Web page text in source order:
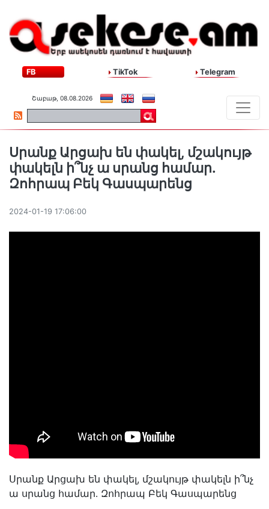
FB TikTok Telegram
Շաբաթ, 08.08.2026
Սրանք Արցախ են փակել, մշակույթ
փակելն ի՞նչ ա սրանց համար․
Զոհրապ Բեկ Գասպարենց
2024-01-19 17:06:00
Սրանք Արցախ են փակել, մշակույթ փակելն ի՞նչ
ա սրանց համար․ Զոհրապ Բեկ Գասպարենց